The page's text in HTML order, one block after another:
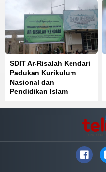
SDIT Ar-Risalah Kendari
Padukan Kurikulum
Nasional dan
Pendidikan Islam